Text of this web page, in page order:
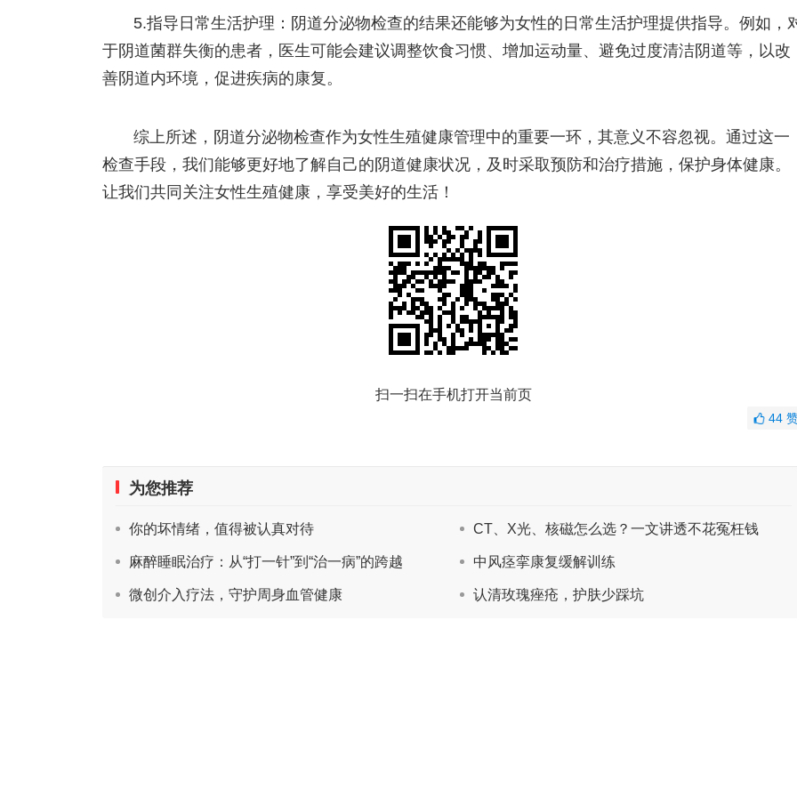
5.指导日常生活护理：阴道分泌物检查的结果还能够为女性的日常生活护理提供指导。例如，
于阴道菌群失衡的患者，医生可能会建议调整饮食习惯、增加运动量、避免过度清洁阴道等，以改
善阴道内环境，促进疾病的康复。
综上所述，阴道分泌物检查作为女性生殖健康管理中的重要一环，其意义不容忽视。通过这一
检查手段，我们能够更好地了解自己的阴道健康状况，及时采取预防和治疗措施，保护身体健康。
让我们共同关注女性生殖健康，享受美好的生活！
扫一扫在手机打开当前页
44
为您推荐
你的坏情绪，值得被认真对待 CT、X光、核磁怎么选？一文讲透不花冤枉钱
麻醉睡眠治疗：从“打一针”到“治一病”的跨越 中风痉挛康复缓解训练
微创介入疗法，守护周身血管健康 认清玫瑰痤疮，护肤少踩坑